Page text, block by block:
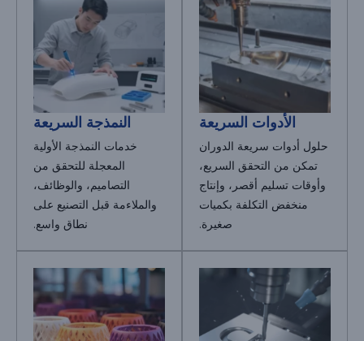
الأدوات السريعة
حلول أدوات سريعة الدوران
تمكن من التحقق السريع،
وأوقات تسليم أقصر، وإنتاج
منخفض التكلفة بكميات
صغيرة.
النمذجة السريعة
خدمات النمذجة الأولية
المعجلة للتحقق من
التصاميم، والوظائف،
والملاءمة قبل التصنيع على
نطاق واسع.